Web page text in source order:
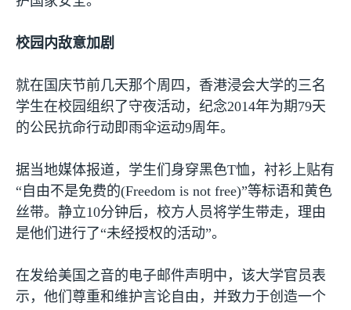
校园内敌意加剧
就在国庆节前几天那个周四，香港浸会大学的三名
学生在校园组织了守夜活动，纪念2014年为期79天
的公民抗命行动即雨伞运动9周年。
据当地媒体报道，学生们身穿黑色T恤，衬衫上贴有
“自由不是免费的(Freedom is not free)”等标语和黄色
丝带。静立10分钟后，校方人员将学生带走，理由
是他们进行了“未经授权的活动”。
在发给美国之音的电子邮件声明中，该大学官员表
示，他们尊重和维护言论自由，并致力于创造一个